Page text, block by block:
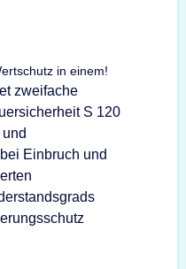
in einem!
zweifache
S 120
Einbruch und